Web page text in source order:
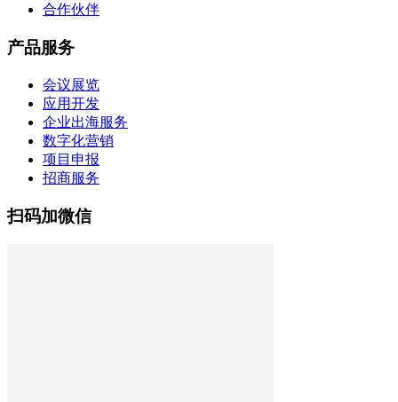
合作伙伴
产品服务
会议展览
应用开发
企业出海服务
数字化营销
项目申报
招商服务
扫码加微信